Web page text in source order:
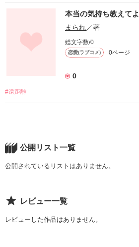
離れてしまうので思い切って告白した
そして返事はＯＫだった
その後私が誘ってデートをした
デートから帰ってきたら
と陽太からメールが来ていた
陽太のメールで嬉し涙が溢れた
しかし高校に入ってからはほとんど
陽太の気持ちが分からないよ
本当の気持ち教えてよ
まられ／著
総文字数/0
恋愛(ラブコメ) 0ページ
0
#遠距離
公開リスト一覧
公開されているリストはありません。
レビュー一覧
レビューした作品はありません。